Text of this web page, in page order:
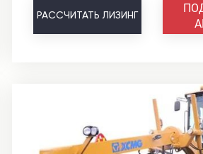
РАССЧИТАТЬ ЛИЗИНГ